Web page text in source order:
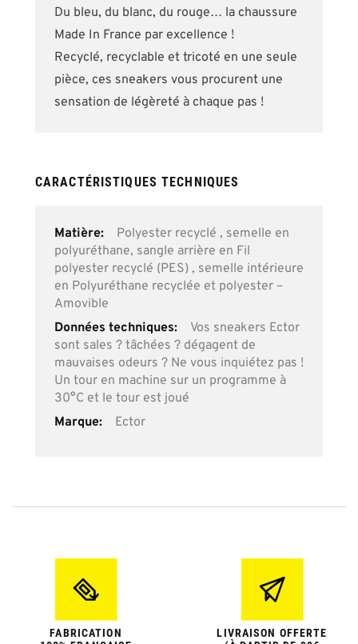
Du bleu, du blanc, du rouge… la chaussure
Made In France par excellence !
Recyclé, recyclable et tricoté en une seule
pièce, ces sneakers vous procurent une
sensation de légèreté à chaque pas !
CARACTÉRISTIQUES TECHNIQUES
Plus
d’information
Polyester recyclé , semelle en
polyuréthane, sangle arrière en Fil
polyester recyclé (PES) , semelle intérieure
en Polyuréthane recyclée et polyester –
Amovible
Vos sneakers Ector
sont sales ? tâchées ? dégagent de
mauvaises odeurs ? Ne vous inquiétez pas !
Un tour en machine sur un programme à
30°C et le tour est joué
Ector
FABRICATION
LIVRAISON OFFERTE